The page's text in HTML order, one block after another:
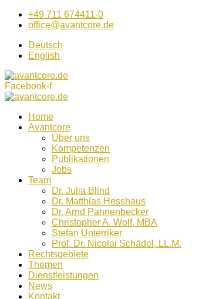
+49 711 674411-0
office@avantcore.de
Deutsch
English
Facebook-f
Home
Avantcore
Über uns
Kompetenzen
Publikationen
Jobs
Team
Dr. Julia Blind
Dr. Matthias Hesshaus
Dr. Arnd Pannenbecker
Christopher A. Wolf, MBA
Stefan Unterriker
Prof. Dr. Nicolai Schädel, LL.M.
Rechtsgebiete
Themen
Dienstleistungen
News
Kontakt